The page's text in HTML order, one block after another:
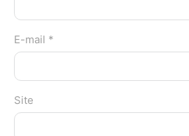
E-mail *
Site